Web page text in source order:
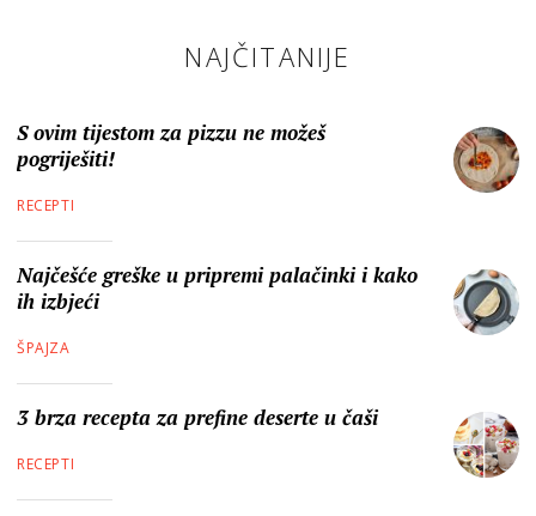
NAJČITANIJE
S ovim tijestom za pizzu ne možeš
pogriješiti!
RECEPTI
Najčešće greške u pripremi palačinki i kako
ih izbjeći
ŠPAJZA
3 brza recepta za prefine deserte u čaši
RECEPTI